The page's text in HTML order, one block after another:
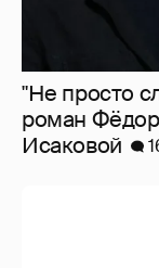
"Не просто
роман
Исаковой